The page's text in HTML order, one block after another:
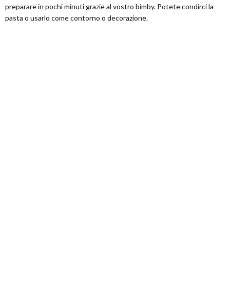
preparare in pochi minuti grazie al vostro bimby. Potete condirci la
pasta o usarlo come contorno o decorazione.